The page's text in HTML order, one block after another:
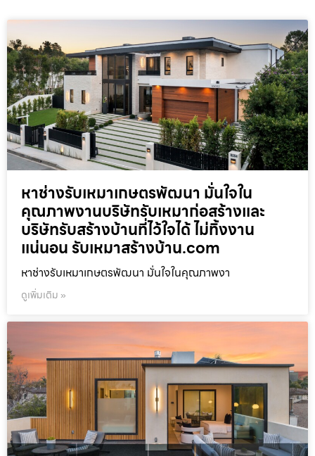
หาช่างรับเหมาเกษตรพัฒนา มั่นใจใน
คุณภาพงานบริษัทรับเหมาก่อสร้างและ
บริษัทรับสร้างบ้านที่ไว้ใจได้ ไม่ทิ้งงาน
แน่นอน รับเหมาสร้างบ้าน.com
หาช่างรับเหมาเกษตรพัฒนา มั่นใจในคุณภาพงา
ดูเพิ่มเติม »